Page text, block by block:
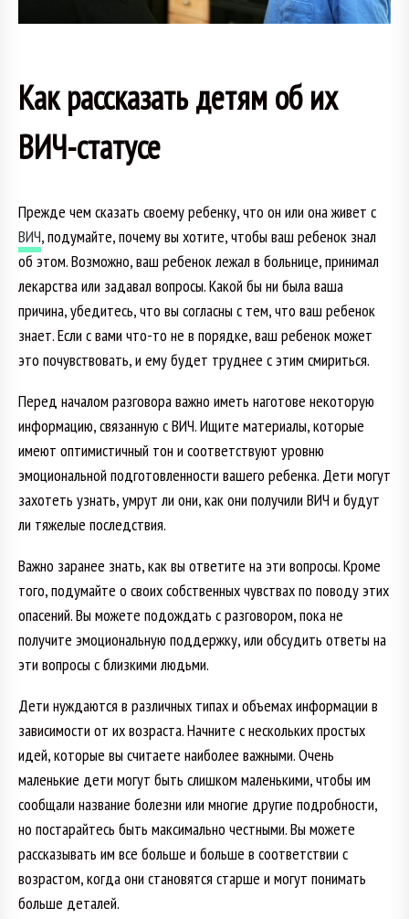
Как рассказать детям об их
ВИЧ-статусе
Прежде чем сказать своему ребенку, что он или она живет с
ВИЧ, подумайте, почему вы хотите, чтобы ваш ребенок знал
об этом. Возможно, ваш ребенок лежал в больнице, принимал
лекарства или задавал вопросы. Какой бы ни была ваша
причина, убедитесь, что вы согласны с тем, что ваш ребенок
знает. Если с вами что-то не в порядке, ваш ребенок может
это почувствовать, и ему будет труднее с этим смириться.
Перед началом разговора важно иметь наготове некоторую
информацию, связанную с ВИЧ. Ищите материалы, которые
имеют оптимистичный тон и соответствуют уровню
эмоциональной подготовленности вашего ребенка. Дети могут
захотеть узнать, умрут ли они, как они получили ВИЧ и будут
ли тяжелые последствия.
Важно заранее знать, как вы ответите на эти вопросы. Кроме
того, подумайте о своих собственных чувствах по поводу этих
опасений. Вы можете подождать с разговором, пока не
получите эмоциональную поддержку, или обсудить ответы на
эти вопросы с близкими людьми.
Дети нуждаются в различных типах и объемах информации в
зависимости от их возраста. Начните с нескольких простых
идей, которые вы считаете наиболее важными. Очень
маленькие дети могут быть слишком маленькими, чтобы им
сообщали название болезни или многие другие подробности,
но постарайтесь быть максимально честными. Вы можете
рассказывать им все больше и больше в соответствии с
возрастом, когда они становятся старше и могут понимать
больше деталей.